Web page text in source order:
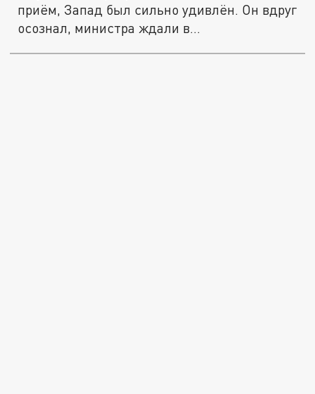
приём, Запад был сильно удивлён. Он вдруг
осознал, министра ждали в...